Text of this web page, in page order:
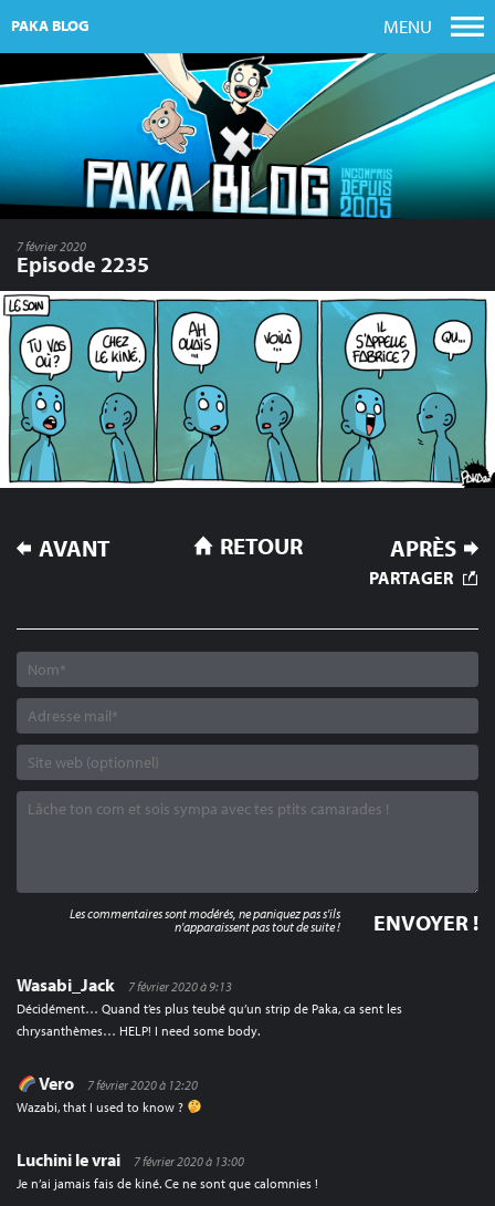
PAKA BLOG MENU
7 février 2020
Episode 2235
NAVIGATION
DE
AVANT APRÈS
RETOUR
PARTAGER
Wasabi_Jack
7 février 2020 à 9:13
Décidément… Quand t’es plus teubé qu’un strip de Paka, ca sent les
chrysanthèmes… HELP! I need some body.
Vero
7 février 2020 à 12:20
Wazabi, that I used to know ?
Luchini le vrai
7 février 2020 à 13:00
Je n’ai jamais fais de kiné. Ce ne sont que calomnies !
Les commentaires sont modérés, ne paniquez pas s'ils
n'apparaissent pas tout de suite !